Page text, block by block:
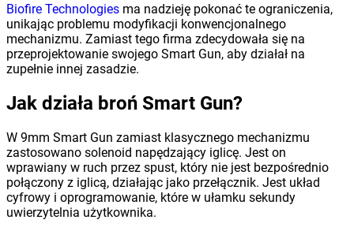
Biofire Technologies ma nadzieję pokonać te ograniczenia,
unikając problemu modyfikacji konwencjonalnego
mechanizmu. Zamiast tego firma zdecydowała się na
przeprojektowanie swojego Smart Gun, aby działał na
zupełnie innej zasadzie.
Jak działa broń Smart Gun?
W 9mm Smart Gun zamiast klasycznego mechanizmu
zastosowano solenoid napędzający iglicę. Jest on
wprawiany w ruch przez spust, który nie jest bezpośrednio
połączony z iglicą, działając jako przełącznik. Jest układ
cyfrowy i oprogramowanie, które w ułamku sekundy
uwierzytelnia użytkownika.